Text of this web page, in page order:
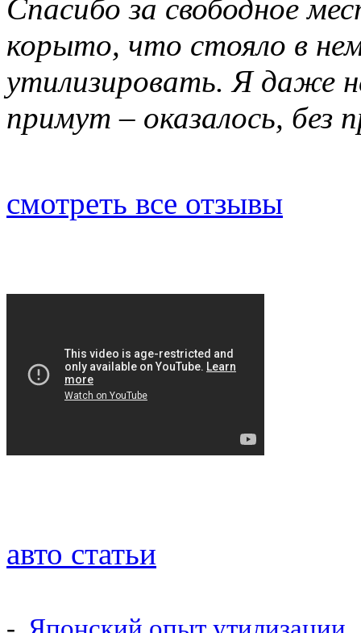
Спасибо за свободное
корыто, что стояло в
утилизировать. Я даже
примут – оказалось, без
смотреть все отзывы
авто статьи